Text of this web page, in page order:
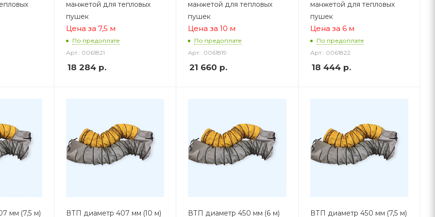
манжетой для тепловых
пушек
Цена за 7,5 м
По предоплате
Арт.: 0061821
18 284р.
манжетой для тепловых
пушек
Цена за 10 м
По предоплате
Арт.: 0061819
21 660 р.
манжетой для тепловых
пушек
Цена за 6 м
По предоплате
Арт.: 0061822
18 444р.
мм (7,5 м) ВТП диаметр 407 мм (10 м) ВТП диаметр 450 мм (6 м) ВТП диаметр 450 мм (7,5 м)